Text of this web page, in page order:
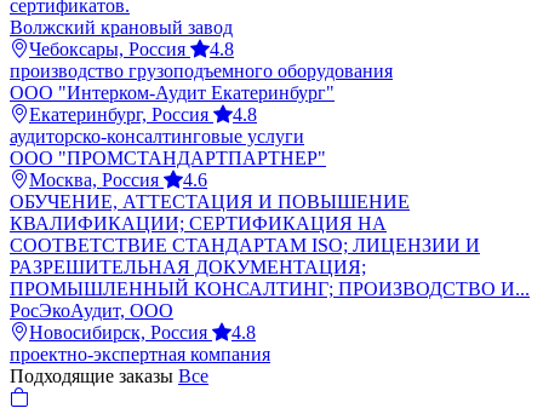
сертификатов.
Волжский крановый завод
Чебоксары, Россия
4.8
производство грузоподъемного оборудования
ООО "Интерком-Аудит Екатеринбург"
Екатеринбург, Россия
4.8
аудиторско-консалтинговые услуги
ООО "ПРОМСТАНДАРТПАРТНЕР"
Москва, Россия
4.6
ОБУЧЕНИЕ, АТТЕСТАЦИЯ И ПОВЫШЕНИЕ
КВАЛИФИКАЦИИ; СЕРТИФИКАЦИЯ НА
СООТВЕТСТВИЕ СТАНДАРТАМ ISO; ЛИЦЕНЗИИ И
РАЗРЕШИТЕЛЬНАЯ ДОКУМЕНТАЦИЯ;
ПРОМЫШЛЕННЫЙ КОНСАЛТИНГ; ПРОИЗВОДСТВО И...
РосЭкоАудит, ООО
Новосибирск, Россия
4.8
проектно-экспертная компания
Подходящие заказы Все